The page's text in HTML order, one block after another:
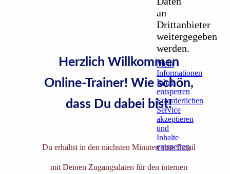
an
Drittanbieter
weitergegeben
werden.
Mehr
Informationen
Inhalt
entsperren
Erforderlichen
Service
akzeptieren
und
Inhalte
entsperren
Herzlich Willkommen
Online-Trainer! Wie schön,
dass Du dabei bist!
Du erhältst in den nächsten Minuten eine Email
mit Deinen Zugangsdaten für den internen